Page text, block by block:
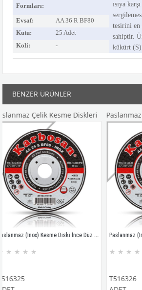
ısıya
tesirini en
sahiptir.
kükürt
Formları:
Evsaf:
AA 36 R BF80
Kutu:
25 Adet
Koli:
-
BENZER ÜRÜNLER
Çelik Kesme Diskleri
Paslanmaz (Inox) Kesme Diski İnce Düz 115x1,2x22
★
Paslanmaz Çelik
★ ★
T516326